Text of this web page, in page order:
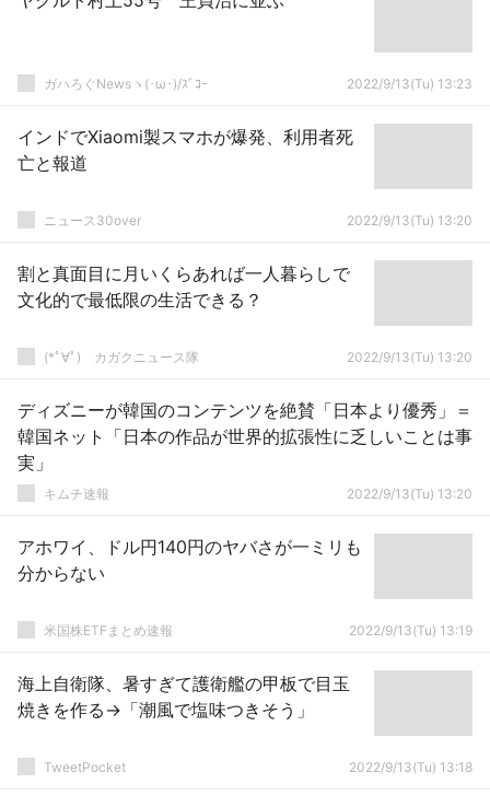
ガハろぐNewsヽ(･ω･)/ｽﾞｺｰ 2022/9/13(Tu) 13:23
インドでXiaomi製スマホが爆発、利用者死
亡と報道
ニュース30over 2022/9/13(Tu) 13:20
割と真面目に月いくらあれば一人暮らしで
文化的で最低限の生活できる？
(*ﾟ∀ﾟ)ゞカガクニュース隊 2022/9/13(Tu) 13:20
ディズニーが韓国のコンテンツを絶賛「日本より優秀」＝
韓国ネット「日本の作品が世界的拡張性に乏しいことは事
実」
キムチ速報 2022/9/13(Tu) 13:20
アホワイ、ドル円140円のヤバさが一ミリも
分からない
米国株ETFまとめ速報 2022/9/13(Tu) 13:19
海上自衛隊、暑すぎて護衛艦の甲板で目玉
焼きを作る→「潮風で塩味つきそう」
TweetPocket 2022/9/13(Tu) 13:18